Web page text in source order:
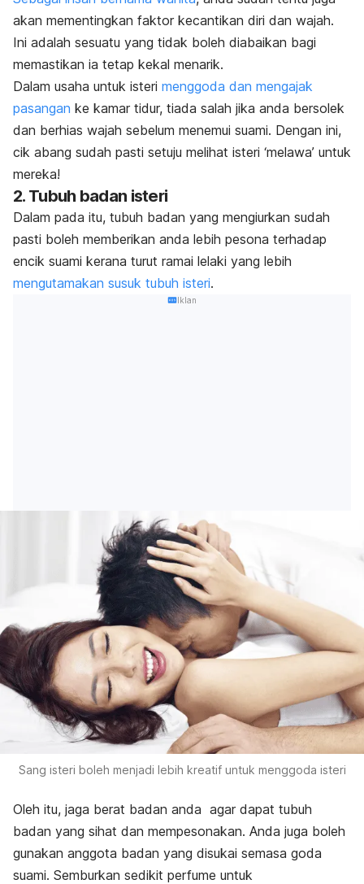
akan mementingkan faktor kecantikan diri dan wajah.
Ini adalah sesuatu yang tidak boleh diabaikan bagi
memastikan ia tetap kekal menarik.
Dalam usaha untuk isteri menggoda dan mengajak
pasangan ke kamar tidur, tiada salah jika anda bersolek
dan berhias wajah sebelum menemui suami. Dengan ini,
cik abang sudah pasti setuju melihat isteri ‘melawa’ untuk
mereka!
2. Tubuh badan isteri
Dalam pada itu, tubuh badan yang mengiurkan sudah
pasti boleh memberikan anda lebih pesona terhadap
encik suami kerana turut ramai lelaki yang lebih
mengutamakan susuk tubuh isteri.
Iklan
Sang isteri boleh menjadi lebih kreatif untuk menggoda isteri
Oleh itu, jaga berat badan anda agar dapat tubuh
badan yang sihat dan mempesonakan. Anda juga boleh
gunakan anggota badan yang disukai semasa goda
suami. Semburkan sedikit perfume untuk